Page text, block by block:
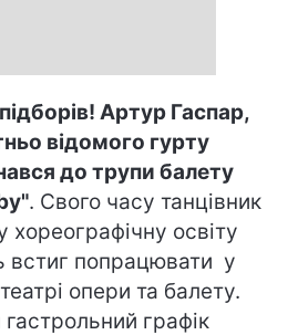
Артур Гаспар,
відомого гурту
до трупи балету
. Свого часу танцівник
хореографічну освіту
встиг попрацювати у
опери та балету.
графік